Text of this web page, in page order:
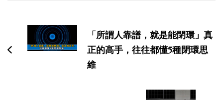
航
「所謂人靠譜，就是能閉環」真
正的高手，往往都懂5種閉環思
維